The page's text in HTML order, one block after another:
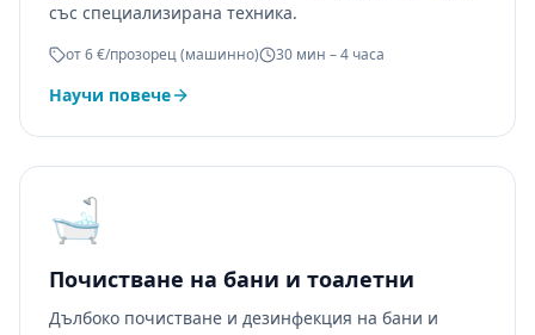
със специализирана техника.
от 6 €/прозорец (машинно) 30 мин – 4 часа
Научи повече
🛁
Почистване на бани и тоалетни
Дълбоко почистване и дезинфекция на бани и